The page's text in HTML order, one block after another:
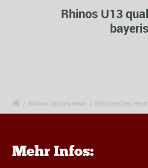
Rhinos U13
/ Rhinos Juniors News / Erfolgreiches
Mehr Infos: